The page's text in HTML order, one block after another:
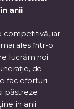
anii
competitivă, iar
ales într-o
lucrăm noi.
de
fac eforturi
păstreze
în anii